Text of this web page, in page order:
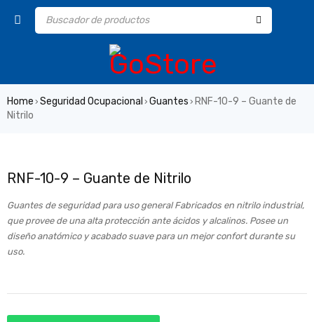
Home › Seguridad Ocupacional › Guantes › RNF-10-9 – Guante de
Nitrilo
RNF-10-9 – Guante de Nitrilo
Guantes de seguridad para uso general Fabricados en nitrilo industrial,
que provee de una alta protección ante ácidos y alcalinos. Posee un
diseño anatómico y acabado suave para un mejor confort durante su
uso.